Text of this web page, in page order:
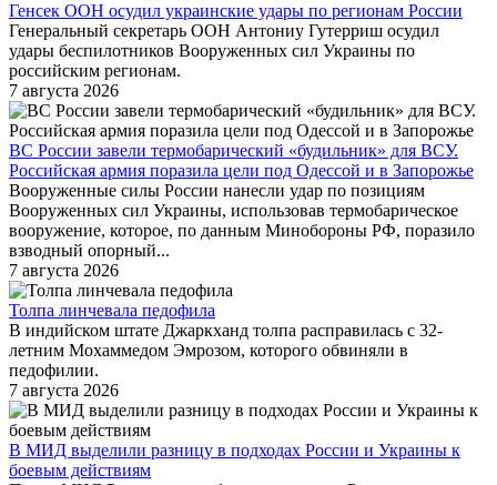
Генсек ООН осудил украинские удары по регионам России
Генеральный секретарь ООН Антониу Гутерриш осудил
удары беспилотников Вооруженных сил Украины по
российским регионам.
7 августа 2026
ВС России завели термобарический «будильник» для ВСУ.
Российская армия поразила цели под Одессой и в Запорожье
Вооруженные силы России нанесли удар по позициям
Вооруженных сил Украины, использовав термобарическое
вооружение, которое, по данным Минобороны РФ, поразило
взводный опорный...
7 августа 2026
Толпа линчевала педофила
В индийском штате Джаркханд толпа расправилась с 32-
летним Мохаммедом Эмрозом, которого обвиняли в
педофилии.
7 августа 2026
В МИД выделили разницу в подходах России и Украины к
боевым действиям